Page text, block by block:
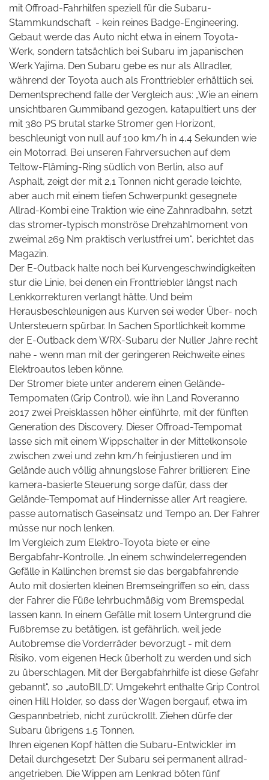
mit Offroad-Fahrhilfen speziell für die Subaru-
Stammkundschaft - kein reines Badge-Engineering.
Gebaut werde das Auto nicht etwa in einem Toyota-
Werk, sondern tatsächlich bei Subaru im japanischen
Werk Yajima. Den Subaru gebe es nur als Allradler,
während der Toyota auch als Fronttriebler erhältlich sei.
Dementsprechend falle der Vergleich aus: „Wie an einem
unsichtbaren Gummiband gezogen, katapultiert uns der
mit 380 PS brutal starke Stromer gen Horizont,
beschleunigt von null auf 100 km/h in 4,4 Sekunden wie
ein Motorrad. Bei unseren Fahrversuchen auf dem
Teltow-Fläming-Ring südlich von Berlin, also auf
Asphalt, zeigt der mit 2,1 Tonnen nicht gerade leichte,
aber auch mit einem tiefen Schwerpunkt gesegnete
Allrad-Kombi eine Traktion wie eine Zahnradbahn, setzt
das stromer-typisch monströse Drehzahlmoment von
zweimal 269 Nm praktisch verlustfrei um“, berichtet das
Magazin.
Der E-Outback halte noch bei Kurvengeschwindigkeiten
stur die Linie, bei denen ein Fronttriebler längst nach
Lenkkorrekturen verlangt hätte. Und beim
Herausbeschleunigen aus Kurven sei weder Über- noch
Untersteuern spürbar. In Sachen Sportlichkeit komme
der E-Outback dem WRX-Subaru der Nuller Jahre recht
nahe - wenn man mit der geringeren Reichweite eines
Elektroautos leben könne.
Der Stromer biete unter anderem einen Gelände-
Tempomaten (Grip Control), wie ihn Land Roveranno
2017 zwei Preisklassen höher einführte, mit der fünften
Generation des Discovery. Dieser Offroad-Tempomat
lasse sich mit einem Wippschalter in der Mittelkonsole
zwischen zwei und zehn km/h feinjustieren und im
Gelände auch völlig ahnungslose Fahrer brillieren: Eine
kamera-basierte Steuerung sorge dafür, dass der
Gelände-Tempomat auf Hindernisse aller Art reagiere,
passe automatisch Gaseinsatz und Tempo an. Der Fahrer
müsse nur noch lenken.
Im Vergleich zum Elektro-Toyota biete er eine
Bergabfahr-Kontrolle. „In einem schwindelerregenden
Gefälle in Kallinchen bremst sie das bergabfahrende
Auto mit dosierten kleinen Bremseingriffen so ein, dass
der Fahrer die Füße lehrbuchmäßig vom Bremspedal
lassen kann. In einem Gefälle mit losem Untergrund die
Fußbremse zu betätigen, ist gefährlich, weil jede
Autobremse die Vorderräder bevorzugt - mit dem
Risiko, vom eigenen Heck überholt zu werden und sich
zu überschlagen. Mit der Bergabfahrhilfe ist diese Gefahr
gebannt“, so „autoBILD“. Umgekehrt enthalte Grip Control
einen Hill Holder, so dass der Wagen bergauf, etwa im
Gespannbetrieb, nicht zurückrollt. Ziehen dürfe der
Subaru übrigens 1,5 Tonnen.
Ihren eigenen Kopf hätten die Subaru-Entwickler im
Detail durchgesetzt: Der Subaru sei permanent allrad-
angetrieben. Die Wippen am Lenkrad böten fünf